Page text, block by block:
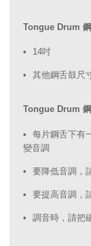
Tongue Drum
14吋
其他鋼舌鼓尺
Tongue Drum
每片鋼舌下有
變音調
要降低音調，
要提高音調，
調音時，請把